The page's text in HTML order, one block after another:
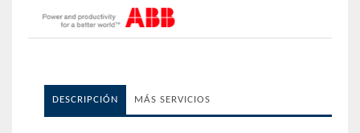
DESCRIPCIÓN MÁS SERVICIOS